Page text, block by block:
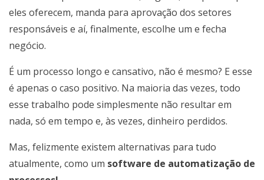
eles oferecem, manda para aprovação dos setores
responsáveis e aí, finalmente, escolhe um e fecha
negócio.
É um processo longo e cansativo, não é mesmo? E esse
é apenas o caso positivo. Na maioria das vezes, todo
esse trabalho pode simplesmente não resultar em
nada, só em tempo e, às vezes, dinheiro perdidos.
Mas, felizmente existem alternativas para tudo
atualmente, como um software de automatização de